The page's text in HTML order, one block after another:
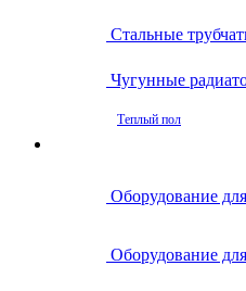
Стальные
Чугунные
Теплый пол
Оборудование
Оборудование